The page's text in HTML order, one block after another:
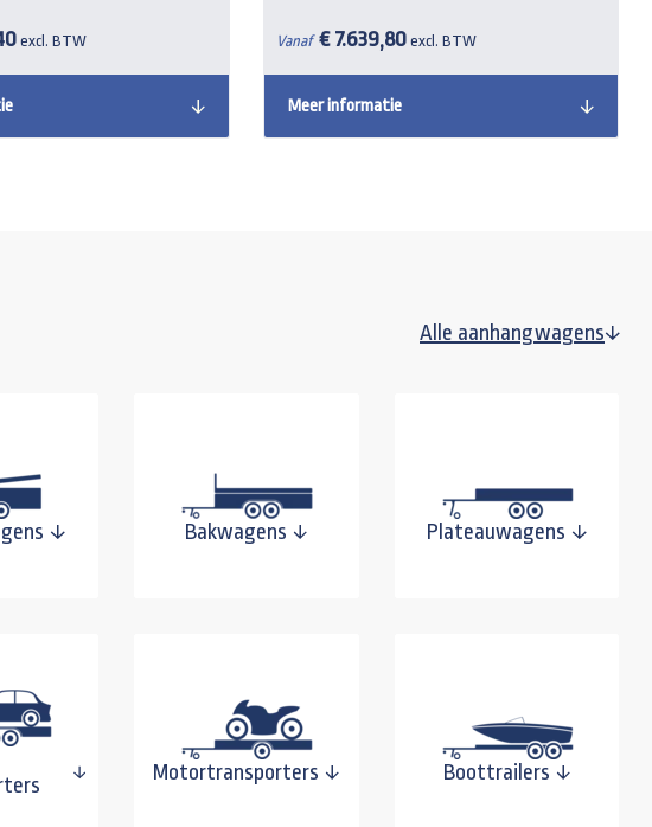
excl. BTW Vanaf € 7.639,80 excl. BTW
Meer informatie
Alle aanhangwagens
Bakwagens Plateauwagens
Motortransporters Boottrailers